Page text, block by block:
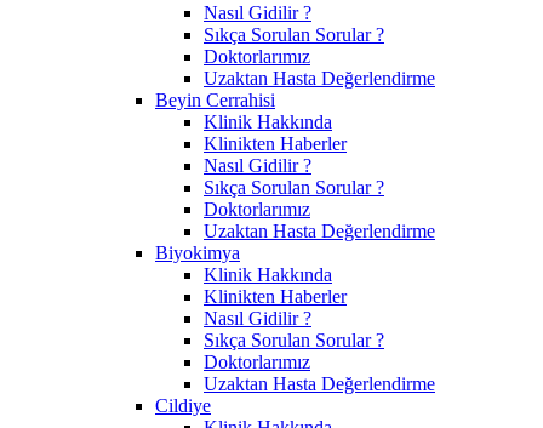
Nasıl Gidilir ?
Sıkça Sorulan Sorular ?
Doktorlarımız
Uzaktan Hasta Değerlendirme
Beyin Cerrahisi
Klinik Hakkında
Klinikten Haberler
Nasıl Gidilir ?
Sıkça Sorulan Sorular ?
Doktorlarımız
Uzaktan Hasta Değerlendirme
Biyokimya
Klinik Hakkında
Klinikten Haberler
Nasıl Gidilir ?
Sıkça Sorulan Sorular ?
Doktorlarımız
Uzaktan Hasta Değerlendirme
Cildiye